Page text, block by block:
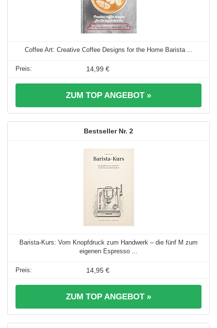
Coffee Art: Creative Coffee Designs for the Home Barista ...
14,99 €
ZUM TOP ANGEBOT »
2
Barista-Kurs: Vom Knopfdruck zum Handwerk – die fünf M zum
eigenen Espresso ...
14,95 €
ZUM TOP ANGEBOT »